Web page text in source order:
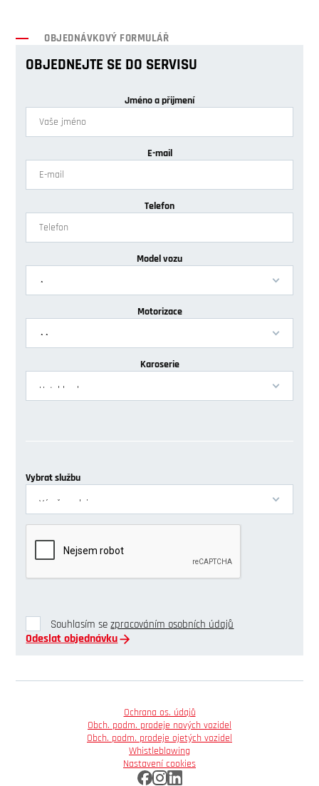
OBJEDNÁVKOVÝ FORMULÁŘ
OBJEDNEJTE SE DO SERVISU
Jméno a přijmení
E-mail
Telefon
Model vozu
Motorizace
Karoserie
Vybrat službu
Souhlasím sezpracováním osobních údajů
Odeslat objednávku
Ochrana os. údajů
Obch. podm. prodeje nových vozidel
Obch. podm. prodeje ojetých vozidel
Whistleblowing
Nastavení cookies